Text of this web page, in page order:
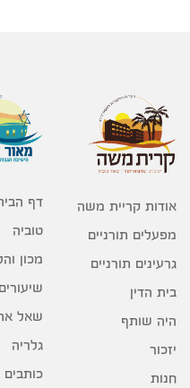
אודות קריית משה
מפעלים תורניים
גרעינים תורניים
בית הדין
היה שותף
יזכור
חנות
דף
טוביה
מכון
שיעורים
שאל
גלריה
כותבים